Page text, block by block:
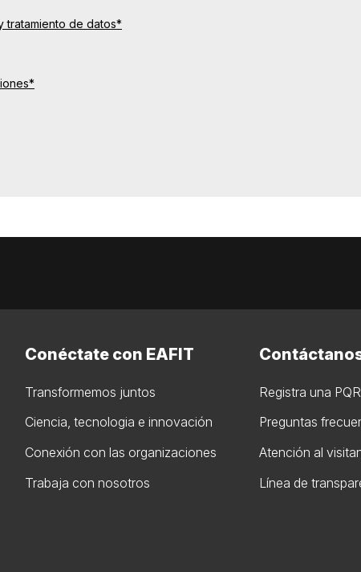
tratamiento de datos*
Conéctate con EAFIT
Transformemos juntos
Ciencia, tecnologia e innovación
Conexión con las organizaciones
Trabaja con nosotros
Registra una
Preguntas
Atención al
Línea de